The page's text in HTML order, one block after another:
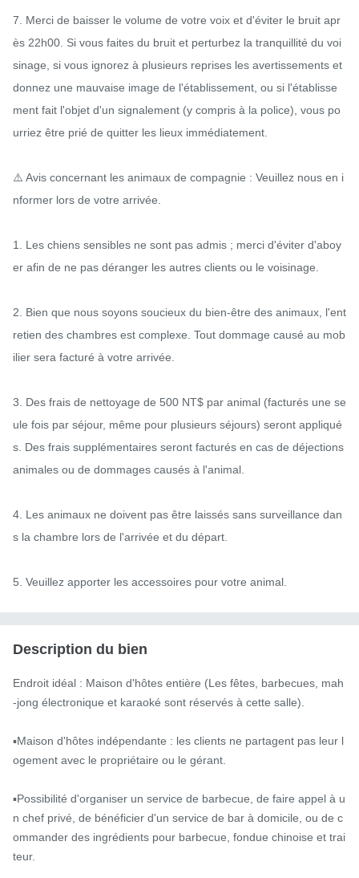
7. Merci de baisser le volume de votre voix et d'éviter le bruit apr
ès 22h00. Si vous faites du bruit et perturbez la tranquillité du voi
sinage, si vous ignorez à plusieurs reprises les avertissements et
donnez une mauvaise image de l'établissement, ou si l'établisse
ment fait l'objet d'un signalement (y compris à la police), vous po
urriez être prié de quitter les lieux immédiatement.
⚠️ Avis concernant les animaux de compagnie : Veuillez nous en i
nformer lors de votre arrivée.
1. Les chiens sensibles ne sont pas admis ; merci d'éviter d'aboy
er afin de ne pas déranger les autres clients ou le voisinage.
2. Bien que nous soyons soucieux du bien-être des animaux, l'ent
retien des chambres est complexe. Tout dommage causé au mob
ilier sera facturé à votre arrivée.
3. Des frais de nettoyage de 500 NT$ par animal (facturés une se
ule fois par séjour, même pour plusieurs séjours) seront appliqué
s. Des frais supplémentaires seront facturés en cas de déjections
animales ou de dommages causés à l'animal.
4. Les animaux ne doivent pas être laissés sans surveillance dan
s la chambre lors de l'arrivée et du départ.
5. Veuillez apporter les accessoires pour votre animal.
Description du bien
Endroit idéal : Maison d'hôtes entière (Les fêtes, barbecues, mah
-jong électronique et karaoké sont réservés à cette salle).
▪️Maison d'hôtes indépendante : les clients ne partagent pas leur l
ogement avec le propriétaire ou le gérant.
▪️Possibilité d'organiser un service de barbecue, de faire appel à u
n chef privé, de bénéficier d'un service de bar à domicile, ou de c
ommander des ingrédients pour barbecue, fondue chinoise et trai
teur.